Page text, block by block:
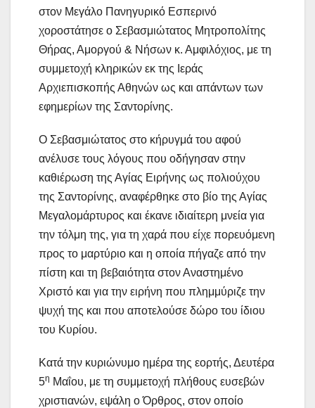
στον Μεγάλο Πανηγυρικό Εσπερινό
χοροστάτησε ο Σεβασμιώτατος Μητροπολίτης
Θήρας, Αμοργού & Νήσων κ. Αμφιλόχιος, με τη
συμμετοχή κληρικών εκ της Ιεράς
Αρχιεπισκοπής Αθηνών ως και απάντων των
εφημερίων της Σαντορίνης.
Ο Σεβασμιώτατος στο κήρυγμά του αφού
ανέλυσε τους λόγους που οδήγησαν στην
καθιέρωση της Αγίας Ειρήνης ως πολιούχου
της Σαντορίνης, αναφέρθηκε στο βίο της Αγίας
Μεγαλομάρτυρος και έκανε ιδιαίτερη μνεία για
την τόλμη της, για τη χαρά που είχε πορευόμενη
προς το μαρτύριο και η οποία πήγαζε από την
πίστη και τη βεβαιότητα στον Αναστημένο
Χριστό και για την ειρήνη που πλημμύριζε την
ψυχή της και που αποτελούσε δώρο του ίδιου
του Κυρίου.
Κατά την κυριώνυμο ημέρα της εορτής, Δευτέρα
5η Μαΐου, με τη συμμετοχή πλήθους ευσεβών
χριστιανών, εψάλη ο Όρθρος, στον οποίο